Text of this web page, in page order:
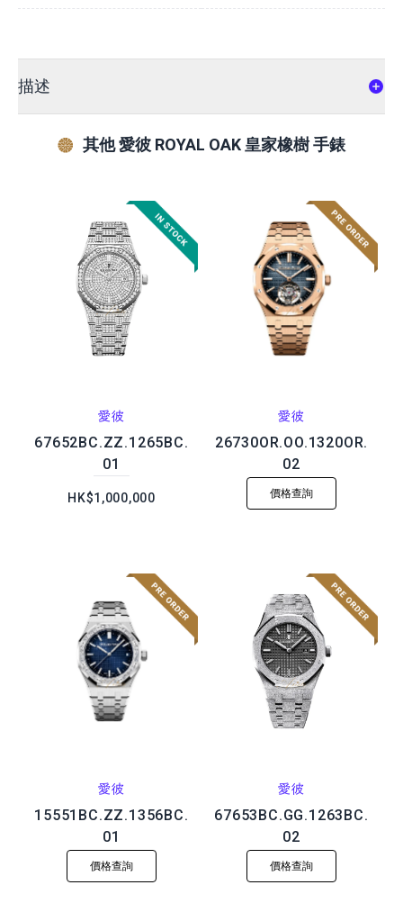
描述
其他 愛彼 ROYAL OAK 皇家橡樹 手錶
愛彼
67652BC.ZZ.1265BC.
01
HK$1,000,000
愛彼
26730OR.OO.1320OR.
02
價格查詢
愛彼
15551BC.ZZ.1356BC.
01
價格查詢
愛彼
67653BC.GG.1263BC.
02
價格查詢